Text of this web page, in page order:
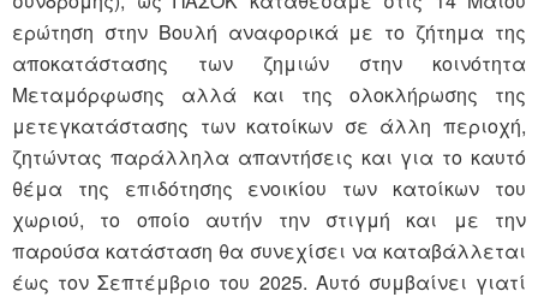
ερώτηση στην Βουλή αναφορικά με το ζήτημα της
αποκατάστασης των ζημιών στην κοινότητα
Μεταμόρφωσης αλλά και της ολοκλήρωσης της
μετεγκατάστασης των κατοίκων σε άλλη περιοχή,
ζητώντας παράλληλα απαντήσεις και για το καυτό
θέμα της επιδότησης ενοικίου των κατοίκων του
χωριού, το οποίο αυτήν την στιγμή και με την
παρούσα κατάσταση θα συνεχίσει να καταβάλλεται
έως τον Σεπτέμβριο του 2025. Αυτό συμβαίνει γιατί